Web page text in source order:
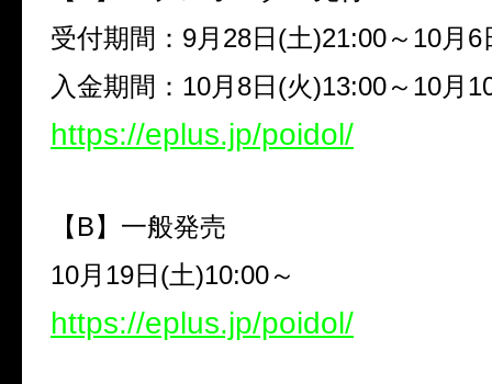
受付期間： 9月 28日 (土)21:00～ 10月 6
入金期間： 10月 8日 (火)13:00～ 10月
https://eplus.jp/poidol/
【 B】一般発売
10月 19日 (土)10:00～
https://eplus.jp/poidol/